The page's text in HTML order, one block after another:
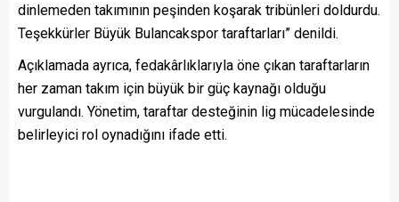
dinlemeden takımının peşinden koşarak tribünleri doldurdu.
Teşekkürler Büyük Bulancakspor taraftarları” denildi.
Açıklamada ayrıca, fedakârlıklarıyla öne çıkan taraftarların
her zaman takım için büyük bir güç kaynağı olduğu
vurgulandı. Yönetim, taraftar desteğinin lig mücadelesinde
belirleyici rol oynadığını ifade etti.